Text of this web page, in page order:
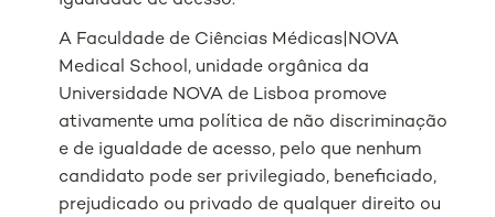
A Faculdade de Ciências Médicas|NOVA
Medical School, unidade orgânica da
Universidade NOVA de Lisboa promove
ativamente uma política de não discriminação
e de igualdade de acesso, pelo que nenhum
candidato pode ser privilegiado, beneficiado,
prejudicado ou privado de qualquer direito ou